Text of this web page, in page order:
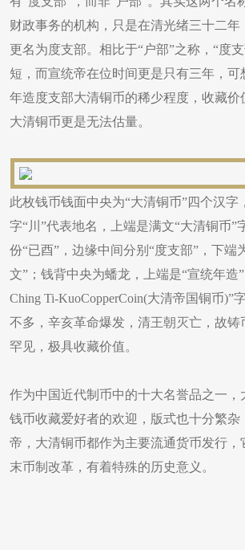
财政事务的机构，只是在清光绪三十二年
更名为度支部。相比于“户部”之称，“度
短，而宣统帝在位时间更是只有三年，可
年造度支部大清铜币的稀少程度，收藏价
大清铜币更是无法估量。
此枚钱币钱面中央为“大清铜币”四个汉字
字“川”代表地名，上端是满文“大清铜币”
份“已酉”，边缘中间分别“度支部”，下端
文”；钱背中央为蟠龙，上端是“宣统年造
Ching Ti-KuoCopperCoin(大清帝国铜币)”
不多，辛亥革命爆发，清王朝灭亡，故铸
罕见，极具收藏价值。
作为中国近代制币中的十大名誉品之一，
钱币收藏爱好者的欢迎，版式也十分繁杂
帝，大清铜币都作为主要流通货币发行，
末币制改革，有着特殊的历史意义。